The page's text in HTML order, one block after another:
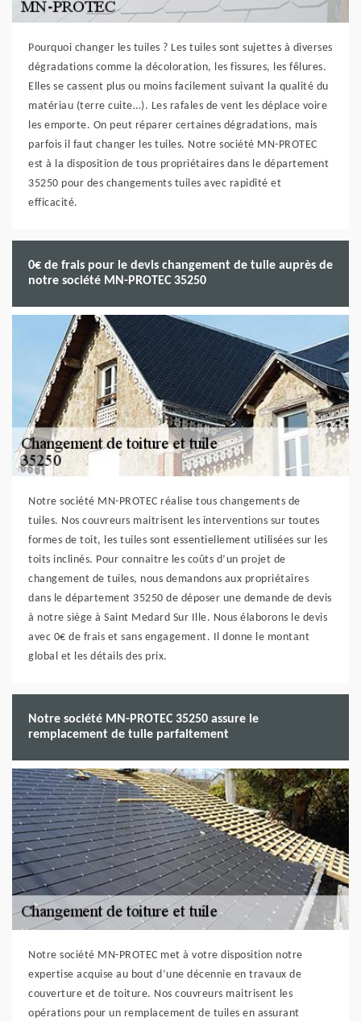
Pourquoi changer les tuiles ? Les tuiles sont sujettes à diverses
dégradations comme la décoloration, les fissures, les fêlures.
Elles se cassent plus ou moins facilement suivant la qualité du
matériau (terre cuite…). Les rafales de vent les déplace voire
les emporte. On peut réparer certaines dégradations, mais
parfois il faut changer les tuiles. Notre société MN-PROTEC
est à la disposition de tous propriétaires dans le département
35250 pour des changements tuiles avec rapidité et
efficacité.
0€ de frais pour le devis changement de tuile auprès de
notre société MN-PROTEC 35250
Notre société MN-PROTEC réalise tous changements de
tuiles. Nos couvreurs maitrisent les interventions sur toutes
formes de toit, les tuiles sont essentiellement utilisées sur les
toits inclinés. Pour connaitre les coûts d’un projet de
changement de tuiles, nous demandons aux propriétaires
dans le département 35250 de déposer une demande de devis
à notre siège à Saint Medard Sur Ille. Nous élaborons le devis
avec 0€ de frais et sans engagement. Il donne le montant
global et les détails des prix.
Notre société MN-PROTEC 35250 assure le
remplacement de tuile parfaitement
Notre société MN-PROTEC met à votre disposition notre
expertise acquise au bout d’une décennie en travaux de
couverture et de toiture. Nos couvreurs maitrisent les
opérations pour un remplacement de tuiles en assurant